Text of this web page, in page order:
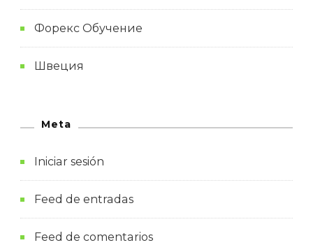
Форекс Обучение
Швеция
Meta
Iniciar sesión
Feed de entradas
Feed de comentarios